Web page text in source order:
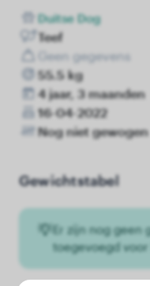
Duitse Dog
Teef
Geen gegevens
55.5 kg
4 jaar, 3 maanden
16-04-2022
Nog niet gewogen
Gewichtstabel
Er zijn nog geen
toegevoegd voor